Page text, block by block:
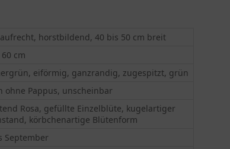
horstbildend, 40 bis 50 cm breit
cm
eiförmig, ganzrandig, zugespitzt, grün
ohne Pappus, unscheinbar
Rosa, gefüllte Einzelblüte, kugelartiger
körbchenartige Blütenform
September